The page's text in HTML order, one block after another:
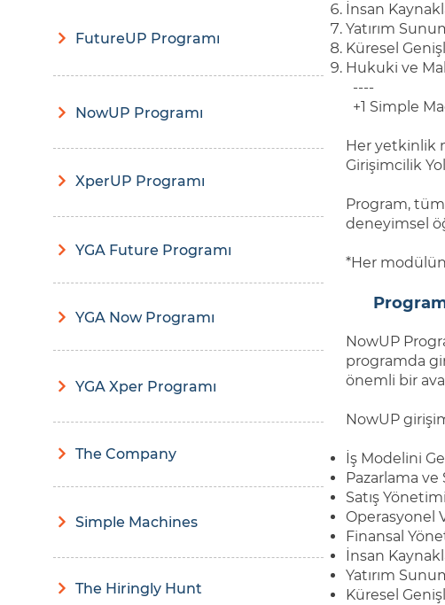
FutureUP Programı
NowUP Programı
XperUP Programı
YGA Future Programı
YGA Now Programı
YGA Xper Programı
The Company
Simple Machines
The Hiringly Hunt
İnsan
Yatırım
Küresel
Hukuki ve
----
+1 Simple
Her yetkinlik
Girişimcilik
Program,
deneyimsel
*Her
NowUP
programda
önemli bir
NowUP
İş Modelini
Pazarlama
Satış
Operasyonel
Finansal
İnsan
Yatırım
Küresel